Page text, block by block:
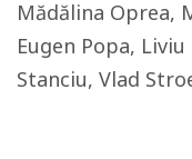
Mădălina Oprea,
Eugen Popa,
Stanciu, Vlad